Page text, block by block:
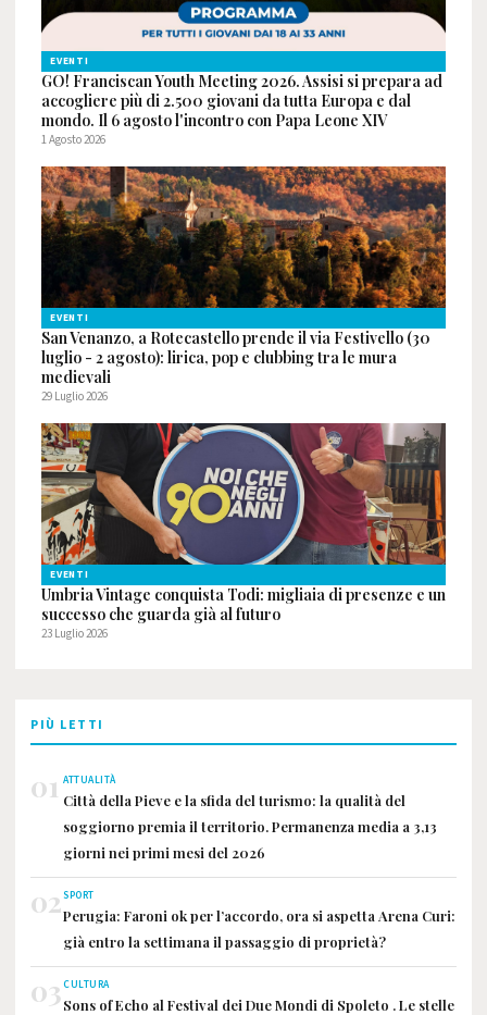
EVENTI
GO! Franciscan Youth Meeting 2026. Assisi si prepara ad
accogliere più di 2.500 giovani da tutta Europa e dal
mondo. Il 6 agosto l'incontro con Papa Leone XIV
1 Agosto 2026
EVENTI
San Venanzo, a Rotecastello prende il via Festivello (30
luglio - 2 agosto): lirica, pop e clubbing tra le mura
medievali
29 Luglio 2026
EVENTI
Umbria Vintage conquista Todi: migliaia di presenze e un
successo che guarda già al futuro
23 Luglio 2026
PIÙ LETTI
01 ATTUALITÀ
Città della Pieve e la sfida del turismo: la qualità del
soggiorno premia il territorio. Permanenza media a 3,13
giorni nei primi mesi del 2026
02SPORT
Perugia: Faroni ok per l’accordo, ora si aspetta Arena Curi:
già entro la settimana il passaggio di proprietà?
03CULTURA
Sons of Echo al Festival dei Due Mondi di Spoleto . Le stelle